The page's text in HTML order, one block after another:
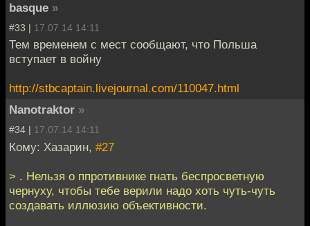
basque »
#33 | 17.07.14 14:11
Тем временем с мест сообщают, что Польша
вступает в войну
http://stbcaptain.livejournal.com/110047.html
Nanotraktor »
#34 | 17.07.14 14:11
Кому: Хазарин, #27
> . Нельзя о ппротивнике гнать беспросветную
чернуху, чтобы тебе верили надо хоть чуть-чуть
создавать иллюзию объективности.